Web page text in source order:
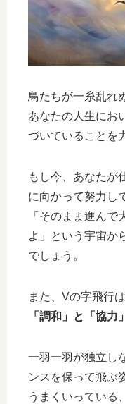
鳥たちが一糸乱れ
あなたの人生にお
づいていることを
もし今、あなたが
に向かって努力し
「そのまま進ん
よ」という宇宙か
でしょう。
また、Vの字飛行
「調和」と「協力」
一羽一羽が独立し
ンスを保って飛ぶ
うまくいっている